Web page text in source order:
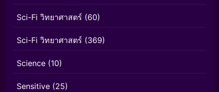
Sci-Fi วิทยาศาสตร์ (60)
Sci-Fi วิทยาศาสตร์ (369)
Science (10)
Sensitive (25)